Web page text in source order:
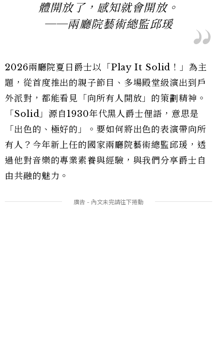
體開放了，感知就會開放。
──兩廳院藝術總監邱瑗
2026兩廳院夏日爵士以「Play It Solid！」為主
題，從首度推出的親子節目、多場殿堂級演出到戶
外派對，都能看見「向所有人開放」的策劃精神。
「Solid」源自1930年代黑人爵士俚語，意思是
「出色的、極好的」。要如何將出色的表演帶向所
有人？今年新上任的國家兩廳院藝術總監邱瑗，透
過他對音樂的專業素養與經驗，與我們分享爵士自
由共融的魅力。